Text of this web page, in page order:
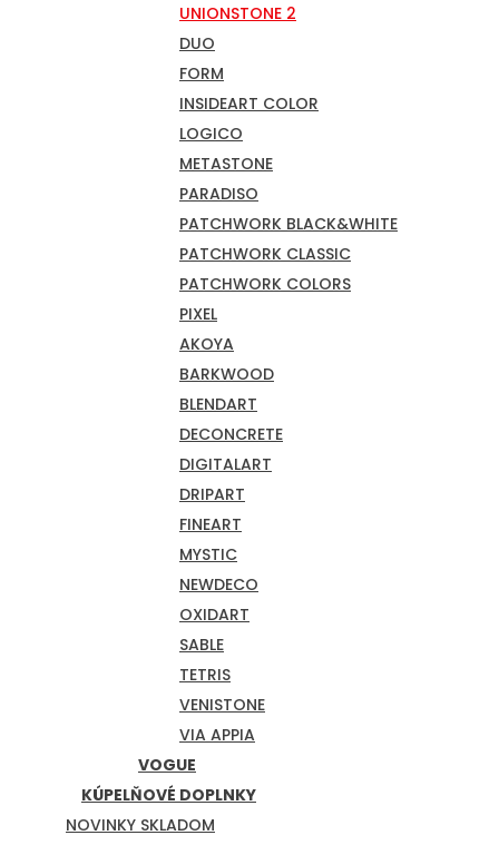
UNIONSTONE 2
DUO
FORM
INSIDEART COLOR
LOGICO
METASTONE
PARADISO
PATCHWORK BLACK&WHITE
PATCHWORK CLASSIC
PATCHWORK COLORS
PIXEL
AKOYA
BARKWOOD
BLENDART
DECONCRETE
DIGITALART
DRIPART
FINEART
MYSTIC
NEWDECO
OXIDART
SABLE
TETRIS
VENISTONE
VIA APPIA
VOGUE
KÚPELŇOVÉ DOPLNKY
NOVINKY SKLADOM